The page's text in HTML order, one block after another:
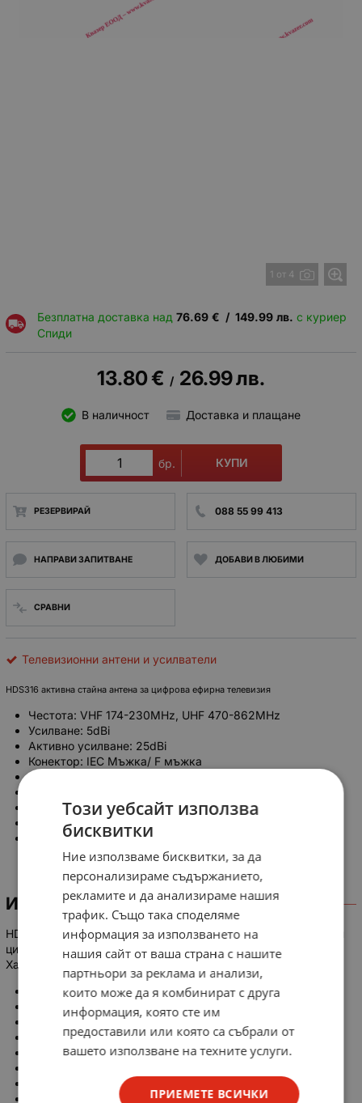
1 от 4
Безплатна доставка над 76.69 € / 149.99 лв. с куриер
Спиди
13.80€ / 26.99лв.
В наличност Доставка и плащане
бр. КУПИ
РЕЗЕРВИРАЙ 088 55 99 413
НАПРАВИ ЗАПИТВАНЕ ДОБАВИ В ЛЮБИМИ
СРАВНИ
Телевизионни антени и усилватели
HDS316 активна стайна антена за цифрова ефирна телевизия
Честота: VHF 174-230MHz, UHF 470-862MHz
Усилване: 5dBi
Активно усилване: 25dBi
Конектор: IEC Мъжка/ F мъжка
Дължина на кабел: 3м.
Поляризация: Вертикална/ Хоризонтална
Захранване: 5V
Размер: 330* 235* 14 mm
ИНФОРМАЦИЯ
HDS316 е цифрова ефирна антена за приемане на безплатни
цифрови ефирни програми.
Характеристики:
Честота: VHF 174-230MHz, UHF 470-862MHz
Усилване: 5dBi
Активно усилване: 25dBi
Конектор: IEC Мъжка/ F мъжка
Дължина на кабел: 3м.
Поляризация: Вертикална/ Хоризонтална
Този уебсайт използва
бисквитки
Ние използваме бисквитки, за да
персонализираме съдържанието,
рекламите и да анализираме нашия
трафик. Също така споделяме
информация за използването на
нашия сайт от ваша страна с нашите
партньори за реклама и анализи,
които може да я комбинират с друга
информация, която сте им
предоставили или която са събрали от
вашето използване на техните услуги.
ПРИЕМЕТЕ ВСИЧКИ